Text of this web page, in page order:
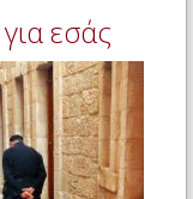
εσάς